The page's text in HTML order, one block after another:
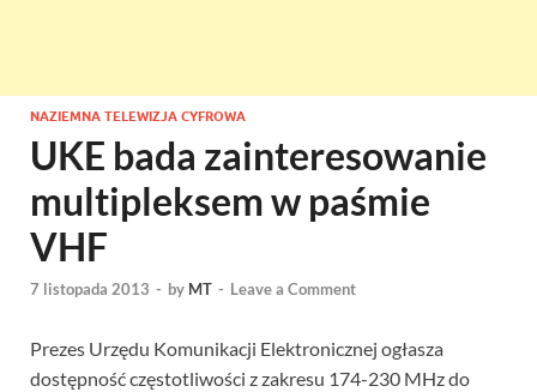
NAZIEMNA TELEWIZJA CYFROWA
UKE bada zainteresowanie
multipleksem w paśmie
VHF
7 listopada 2013 - by MT - Leave a Comment
Prezes Urzędu Komunikacji Elektronicznej ogłasza
dostępność częstotliwości z zakresu 174-230 MHz do